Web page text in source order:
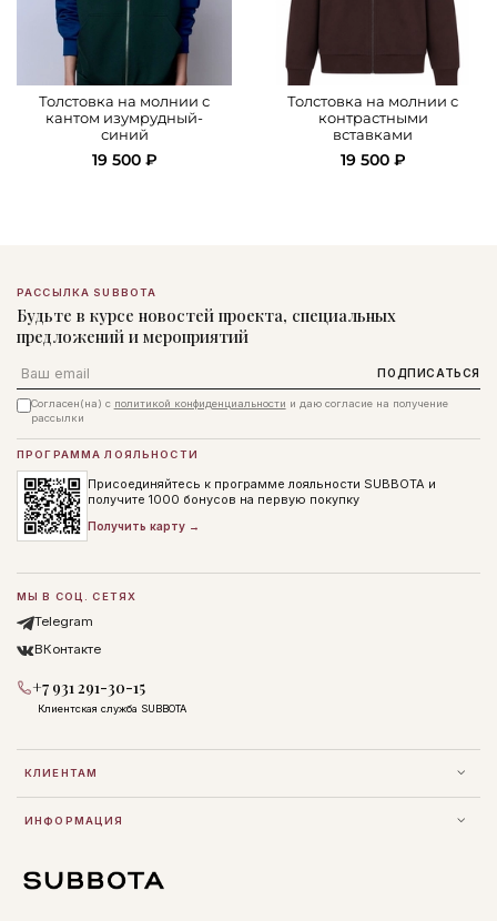
Толстовка на молнии с
кантом изумрудный-
синий
19 500 ₽
Толстовка на молнии с
контрастными
вставками
19 500 ₽
РАССЫЛКА SUBBOTA
Будьте в курсе новостей проекта, специальных
предложений и мероприятий
Email ПОДПИСАТЬСЯ
Согласен(на) с политикой конфиденциальности и даю согласие на получение
рассылки
КЛИЕНТАМ
ИНФОРМАЦИЯ
ПРОГРАММА ЛОЯЛЬНОСТИ
Присоединяйтесь к программе лояльности SUBBOTA и
получите 1000 бонусов на первую покупку
Получить карту →
МЫ В СОЦ. СЕТЯХ
Telegram
ВКонтакте
+7 931 291-30-15
Клиентская служба SUBBOTA